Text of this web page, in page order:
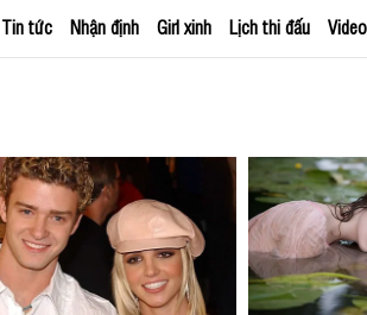
Tin tức Nhận định Girl xinh Lịch thi đấu